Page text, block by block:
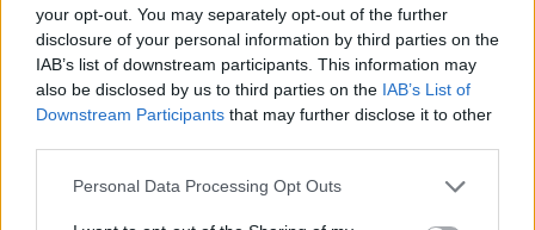
your opt-out. You may separately opt-out of the further
disclosure of your personal information by third parties on the
IAB’s list of downstream participants. This information may
also be disclosed by us to third parties on the IAB’s List of
Downstream Participants that may further disclose it to other
Personal Data Processing Opt Outs
Tuo tarpu dėl gaisro kilęs smogas sukėlė
„mazuto lietų“ ir užteršė dirvožemį.
Dėl gaisro plitimo grėsmės Tuapsės miesto